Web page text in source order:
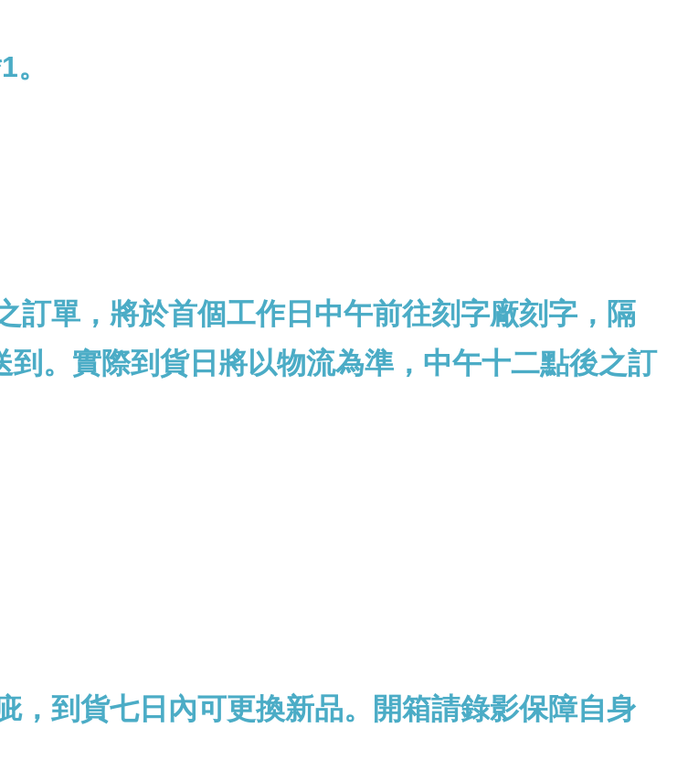
訂單，將於首個工作日中午前往刻字廠刻字，隔
。實際到貨日將以物流為準，中午十二點後之訂
，到貨七日內可更換新品。開箱請錄影保障自身